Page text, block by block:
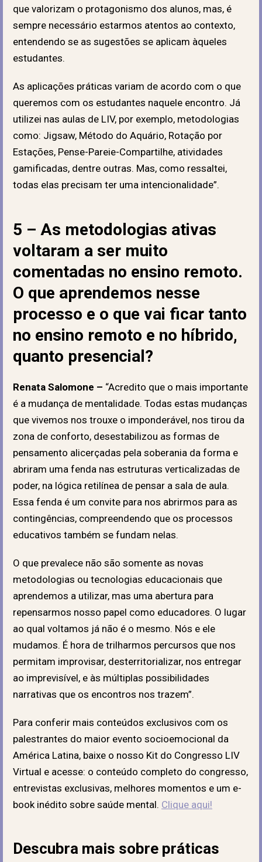
que valorizam o protagonismo dos alunos, mas, é
sempre necessário estarmos atentos ao contexto,
entendendo se as sugestões se aplicam àqueles
estudantes.
As aplicações práticas variam de acordo com o que
queremos com os estudantes naquele encontro. Já
utilizei nas aulas de LIV, por exemplo, metodologias
como: Jigsaw, Método do Aquário, Rotação por
Estações, Pense-Pareie-Compartilhe, atividades
gamificadas, dentre outras. Mas, como ressaltei,
todas elas precisam ter uma intencionalidade”.
5 – As metodologias ativas
voltaram a ser muito
comentadas no ensino remoto.
O que aprendemos nesse
processo e o que vai ficar tanto
no ensino remoto e no híbrido,
quanto presencial?
Renata Salomone – “Acredito que o mais importante
é a mudança de mentalidade. Todas estas mudanças
que vivemos nos trouxe o imponderável, nos tirou da
zona de conforto, desestabilizou as formas de
pensamento alicerçadas pela soberania da forma e
abriram uma fenda nas estruturas verticalizadas de
poder, na lógica retilínea de pensar a sala de aula.
Essa fenda é um convite para nos abrirmos para as
contingências, compreendendo que os processos
educativos também se fundam nelas.
O que prevalece não são somente as novas
metodologias ou tecnologias educacionais que
aprendemos a utilizar, mas uma abertura para
repensarmos nosso papel como educadores. O lugar
ao qual voltamos já não é o mesmo. Nós e ele
mudamos. É hora de trilharmos percursos que nos
permitam improvisar, desterritorializar, nos entregar
ao imprevisível, e às múltiplas possibilidades
narrativas que os encontros nos trazem”.
Para conferir mais conteúdos exclusivos com os
palestrantes do maior evento socioemocional da
América Latina, baixe o nosso Kit do Congresso LIV
Virtual e acesse: o conteúdo completo do congresso,
entrevistas exclusivas, melhores momentos e um e-
book inédito sobre saúde mental. Clique aqui!
Descubra mais sobre práticas